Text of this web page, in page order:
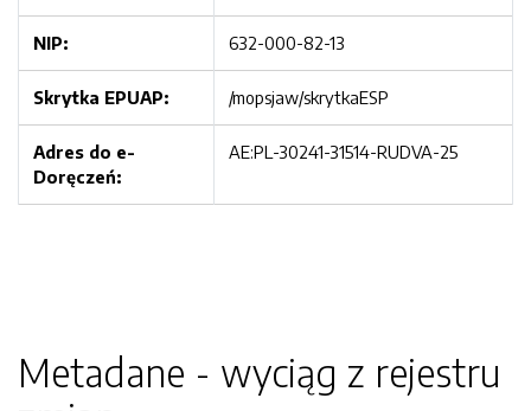
NIP: 632-000-82-13
Skrytka EPUAP: /mopsjaw/skrytkaESP
Adres do e-
Doręczeń:
AE:PL-30241-31514-RUDVA-25
Metadane - wyciąg z rejestru